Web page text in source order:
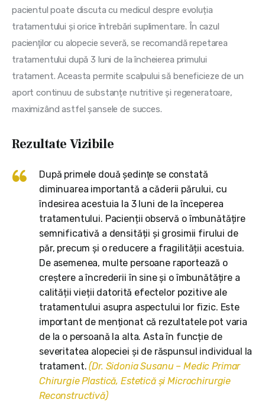
pacientul poate discuta cu medicul despre evoluția
tratamentului și orice întrebări suplimentare. În cazul
pacienţilor cu alopecie severă, se recomandă repetarea
tratamentului după 3 luni de la încheierea primului
tratament. Aceasta permite scalpului să beneficieze de un
aport continuu de substanțe nutritive și regeneratoare,
maximizând astfel șansele de succes.
Rezultate Vizibile
După primele două şedinţe se constată
diminuarea importantă a căderii părului, cu
îndesirea acestuia la 3 luni de la începerea
tratamentului. Pacienții observă o îmbunătățire
semnificativă a densității și grosimii firului de
păr, precum și o reducere a fragilității acestuia.
De asemenea, multe persoane raportează o
creștere a încrederii în sine și o îmbunătățire a
calității vieții datorită efectelor pozitive ale
tratamentului asupra aspectului lor fizic. Este
important de menționat că rezultatele pot varia
de la o persoană la alta. Asta în funcție de
severitatea alopeciei și de răspunsul individual la
tratament.(Dr. Sidonia Susanu – Medic Primar
Chirurgie Plastică, Estetică şi Microchirurgie
Reconstructivă)